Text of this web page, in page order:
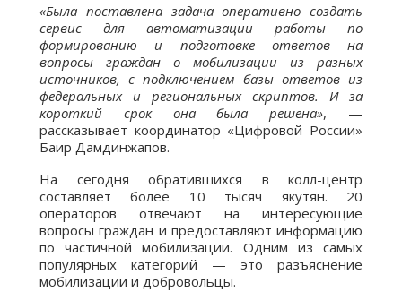
«Была поставлена задача оперативно создать
сервис для автоматизации работы по
формированию и подготовке ответов на
вопросы граждан о мобилизации из разных
источников, с подключением базы ответов из
федеральных и региональных скриптов. И за
короткий срок она была решена», —
рассказывает координатор «Цифровой России»
Баир Дамдинжапов.
На сегодня обратившихся в колл-центр
составляет более 10 тысяч якутян. 20
операторов отвечают на интересующие
вопросы граждан и предоставляют информацию
по частичной мобилизации. Одним из самых
популярных категорий — это разъяснение
мобилизации и добровольцы.